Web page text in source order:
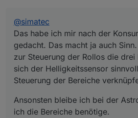
@simatec
Das habe ich mir nach der
gedacht. Das macht ja auch
zur Steuerung der Rollos die drei
sich der Helligkeitssensor
Steuerung der Bereiche
Ansonsten bleibe ich bei der
ich die Bereiche benötige.